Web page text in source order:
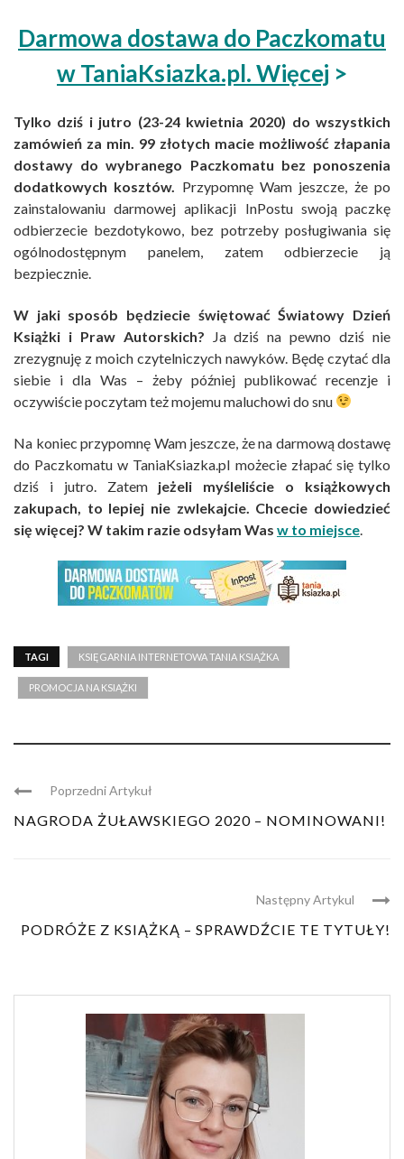
Darmowa dostawa do Paczkomatu
w TaniaKsiazka.pl. Więcej >
Tylko dziś i jutro (23-24 kwietnia 2020) do wszystkich
zamówień za min. 99 złotych macie możliwość złapania
dostawy do wybranego Paczkomatu bez ponoszenia
dodatkowych kosztów.
Przypomnę Wam jeszcze, że po
zainstalowaniu darmowej aplikacji InPostu swoją paczkę
odbierzecie bezdotykowo, bez potrzeby posługiwania się
ogólnodostępnym panelem, zatem odbierzecie ją
bezpiecznie.
W jaki sposób będziecie świętować Światowy Dzień
Książki i Praw Autorskich? Ja dziś na pewno dziś nie
zrezygnuję z moich czytelniczych nawyków. Będę czytać dla
siebie i dla Was – żeby później publikować recenzje i
oczywiście poczytam też mojemu maluchowi do snu
Na koniec przypomnę Wam jeszcze, że na darmową dostawę
do Paczkomatu w TaniaKsiazka.pl możecie złapać się tylko
dziś i jutro. Zatemjeżeli myśleliście o książkowych
zakupach, to lepiej nie zwlekajcie. Chcecie dowiedzieć
się więcej? W takim razie odsyłam Was w to miejsce
TAGI KSIĘGARNIA INTERNETOWA TANIA KSIĄŻKA
PROMOCJA NA KSIĄŻKI
Poprzedni Artykuł
NAGRODA ŻUŁAWSKIEGO 2020 – NOMINOWANI!
Następny Artykul
PODRÓŻE Z KSIĄŻKĄ – SPRAWDŹCIE TE TYTUŁY!